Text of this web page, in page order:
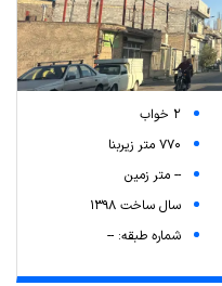
2 خواب
770 متر زیربنا
-- متر زمین
سال ساخت 1398
شماره طبقه: --